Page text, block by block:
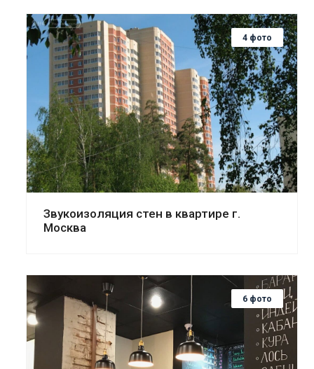
4 фото
Смотреть проект
Звукоизоляция стен в квартире г.
Москва
6 фото